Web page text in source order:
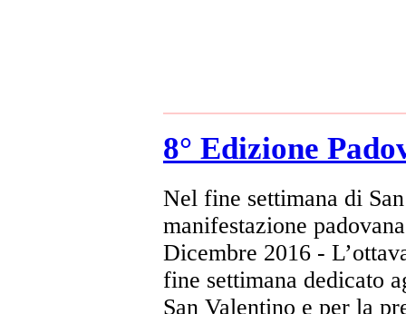
8° Edizione
Nel fine settimana di
manifestazione
Dicembre 2016 -
fine settimana dedicato
San Valentino e per la